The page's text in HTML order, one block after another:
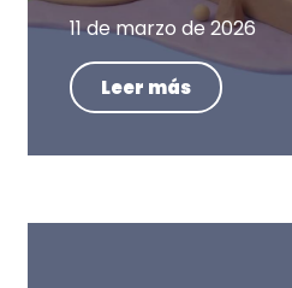
11 de marzo de 2026
Leer más